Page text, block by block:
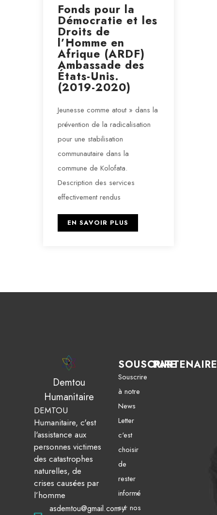
Fonds pour la
Démocratie et les
Droits de
l’Homme en
Afrique (ARDF)
Ambassade des
États-Unis.
(2019-2020)
Jeunesse comme atout » dans la
prévention de la radicalisation
pour une stabilisation
communautaire dans la
commune de Kolofata.
Description des services
effectivement rendus
EN SAVOIR PLUS
Demtou
Humanitaire
DEMTOU
Humanitaire, c'est
l'assistance aux
personnes victimes
des catastrophes
naturelles, de
crises causées par
l’homme
asdemtou@gmail.com /
SOUSCRIRE
Souscrire
à notre
News
Letter
c'est
choisir
de
rester
informé
sur nos